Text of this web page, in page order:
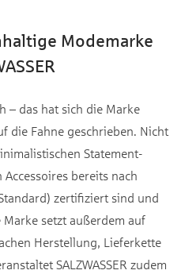
Modemarke
– das hat sich die Marke
die Fahne geschrieben. Nicht
Statement-
bereits nach
zertifiziert sind und
setzt außerdem auf
Herstellung, Lieferkette
SALZWASSER zudem